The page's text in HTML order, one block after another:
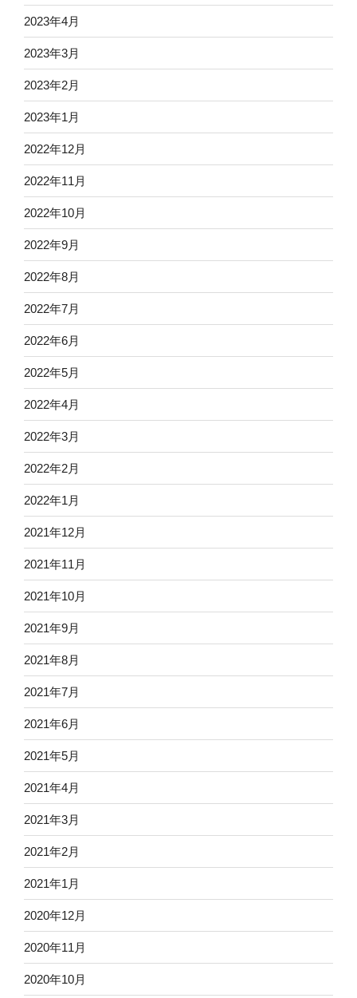
2023年4月
2023年3月
2023年2月
2023年1月
2022年12月
2022年11月
2022年10月
2022年9月
2022年8月
2022年7月
2022年6月
2022年5月
2022年4月
2022年3月
2022年2月
2022年1月
2021年12月
2021年11月
2021年10月
2021年9月
2021年8月
2021年7月
2021年6月
2021年5月
2021年4月
2021年3月
2021年2月
2021年1月
2020年12月
2020年11月
2020年10月